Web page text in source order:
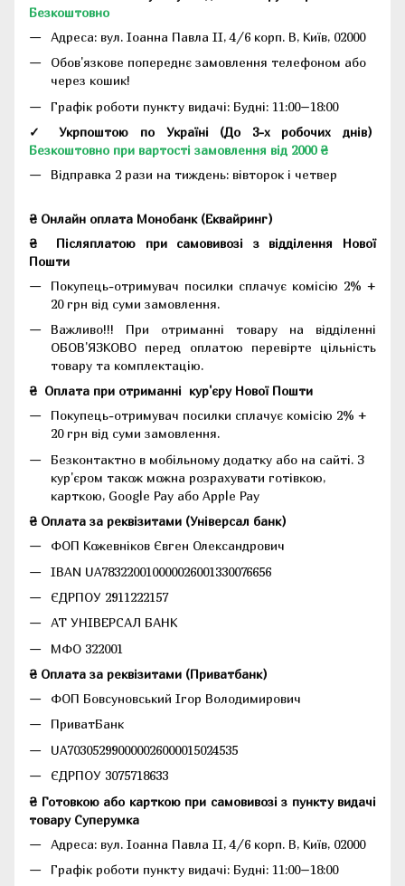
Безкоштовно
Адреса: вул. Іоанна Павла II, 4/6 корп. В, Київ, 02000
Обов'язкове попереднє замовлення телефоном або
через кошик!
Графік роботи пункту видачі: Будні: 11:00–18:00
✓ Укрпоштою по Україні (До 3-х робочих днів)
Безкоштовно при вартості замовлення від 2000 ₴
Відправка 2 рази на тиждень: вівторок і четвер
₴ Онлайн оплата Монобанк (Еквайринг)
₴
Післяплатою при самовивозі з відділення Нової
Пошти
Покупець-отримувач посилки сплачує комісію 2% +
20 грн від суми замовлення.
Важливо!!! При отриманні товару на відділенні
ОБОВ'ЯЗКОВО перед оплатою перевірте цільність
товару та комплектацію.
₴ Оплата при отриманні кур'єру Нової Пошти
Покупець-отримувач посилки сплачує комісію 2% +
20 грн від суми замовлення.
Безконтактно в мобільному додатку або на сайті. З
кур'єром також можна розрахувати готівкою,
карткою, Google Pay або Apple Pay
₴ Оплата за реквізитами (Універсал банк)
ФОП Кожевніков Євген Олександрович
IBAN UA783220010000026001330076656
ЄДРПОУ 2911222157
АТ УНІВЕРСАЛ БАНК
МФО 322001
₴ Оплата за реквізитами (Приватбанк)
ФОП Бовсуновський Ігор Володимирович
ПриватБанк
UA703052990000026000015024535
ЄДРПОУ 3075718633
₴ Готовкою або карткою при самовивозі з пункту видачі
товару Суперумка
Адреса: вул. Іоанна Павла II, 4/6 корп. В, Київ, 02000
Графік роботи пункту видачі: Будні: 11:00–18:00